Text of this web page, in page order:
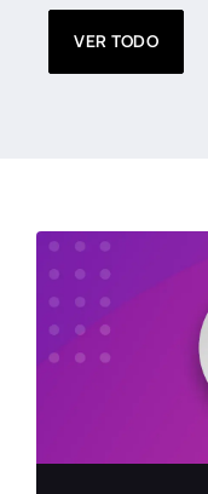
VER TODO